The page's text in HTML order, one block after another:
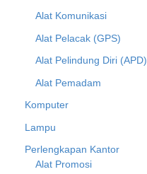
Alat Komunikasi
Alat Pelacak (GPS)
Alat Pelindung Diri (APD)
Alat Pemadam
Komputer
Lampu
Perlengkapan Kantor
Alat Promosi